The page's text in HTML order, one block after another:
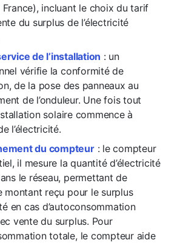
France), incluant le choix du tarif
du surplus de l’électricité
de l’installation : un
vérifie la conformité de
de la pose des panneaux au
de l’onduleur. Une fois tout
solaire commence à
l’électricité.
du compteur: le compteur
il mesure la quantité d’électricité
le réseau, permettant de
montant reçu pour le surplus
en cas d’autoconsommation
vente du surplus. Pour
totale, le compteur aide